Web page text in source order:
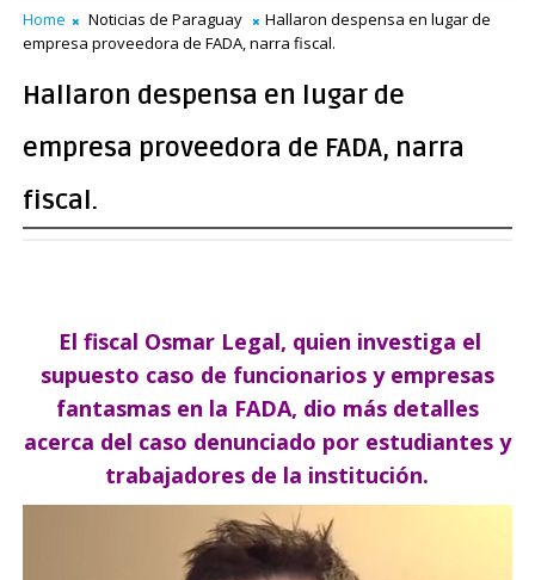
Home Noticias de Paraguay
Hallaron despensa en lugar de
empresa proveedora de FADA, narra fiscal.
Hallaron despensa en lugar de
empresa proveedora de FADA, narra
fiscal.
El fiscal Osmar Legal, quien investiga el
supuesto caso de funcionarios y empresas
fantasmas en la FADA, dio más detalles
acerca del caso denunciado por estudiantes y
trabajadores de la institución.